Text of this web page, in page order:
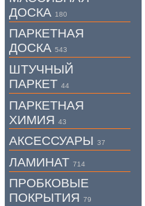
ДОСКА 180
ПАРКЕТНАЯ
ДОСКА 543
ШТУЧНЫЙ
ПАРКЕТ 44
ПАРКЕТНАЯ
ХИМИЯ 43
АКСЕССУАРЫ 37
ЛАМИНАТ 714
ПРОБКОВЫЕ
ПОКРЫТИЯ 79